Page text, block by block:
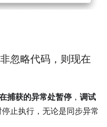
忽略代码，则现在
捕获的异常处暂停 ， 调试
止执行，无论是同步异常